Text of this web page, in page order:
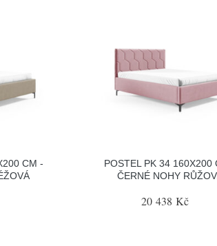
CM -
POSTEL PK 34 160X200
ČERNÉ NOHY
20 438 Kč